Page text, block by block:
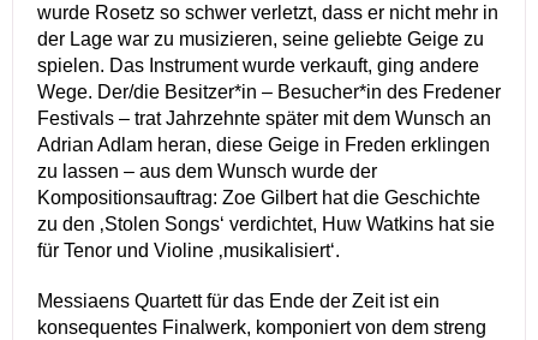
wurde Rosetz so schwer verletzt, dass er nicht mehr in
der Lage war zu musizieren, seine geliebte Geige zu
spielen. Das Instrument wurde verkauft, ging andere
Wege. Der/die Besitzer*in – Besucher*in des Fredener
Festivals – trat Jahrzehnte später mit dem Wunsch an
Adrian Adlam heran, diese Geige in Freden erklingen
zu lassen – aus dem Wunsch wurde der
Kompositionsauftrag: Zoe Gilbert hat die Geschichte
zu den ‚Stolen Songs‘ verdichtet, Huw Watkins hat sie
für Tenor und Violine ‚musikalisiert‘.
Messiaens Quartett für das Ende der Zeit ist ein
konsequentes Finalwerk, komponiert von dem streng